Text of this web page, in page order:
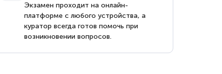
Экзамен проходит на онлайн-
платформе с любого устройства, а
куратор всегда готов помочь при
возникновении вопросов.